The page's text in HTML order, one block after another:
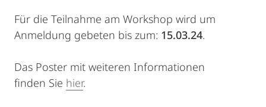
Für die Teilnahme am Workshop wird um
Anmeldung gebeten bis zum: 15.03.24.
Das Poster mit weiteren Informationen
finden Sie hier.